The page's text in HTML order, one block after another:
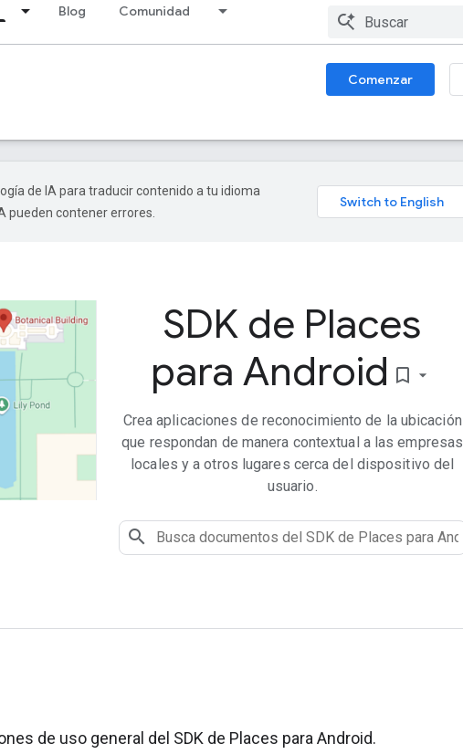
Blog Comunidad
Comenzar
de IA para traducir contenido a tu idioma
pueden contener errores.
SDK de Places
para Android bookmark_border
Crea aplicaciones de reconocimiento de la ubicación
que respondan de manera contextual a las empresas
locales y a otros lugares cerca del dispositivo del
usuario.
de uso general del SDK de Places para Android.